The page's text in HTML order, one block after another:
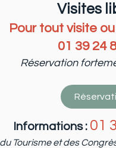
Visites
Pour tout visite
01 39 24
Réservation f
Informations : 01
Tourisme et des